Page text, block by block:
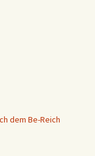
dem Be-Reich